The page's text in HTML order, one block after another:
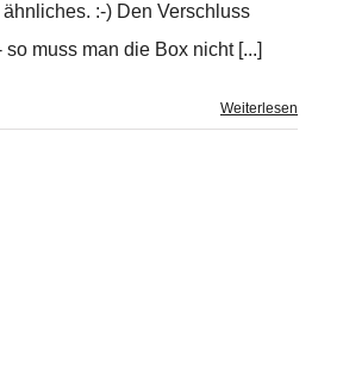
:-) Den Verschluss
muss man die Box nicht [...]
Weiterlesen